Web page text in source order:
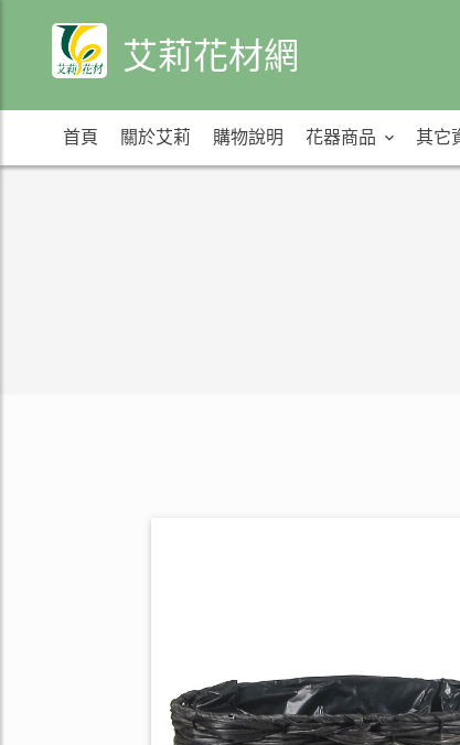
艾莉花材網
首頁 關於艾莉 購物說明 花器商品 其它